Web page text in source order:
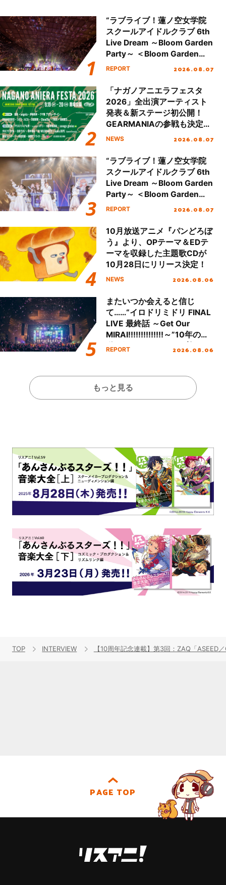
“ラブライブ！蓮ノ空女学院
スクールアイドルクラブ 6th
Live Dream ～Bloom Garden
Party～ ＜Bloom Garden
Party Stage／埼玉公演＞”
REPORT 2026.08.07
「ナガノアニエラフェスタ
2026」全出演アーティスト
発表＆新ステージ初公開！
GEARMANIAの参戦も決定
し、初となる第3ステージの
NEWS 2026.08.07
“ラブライブ！蓮ノ空女学院
スクールアイドルクラブ 6th
Live Dream ～Bloom Garden
Party～ ＜Bloom Garden
Party Stage／埼玉公演＞”
REPORT 2026.08.07
10月放送アニメ『パンどろぼ
う』より、OPテーマ＆EDテ
ーマを収録した主題歌CDが
10月28日にリリース決定！
NEWS 2026.08.06
またいつか会えると信じ
て……“イロドリミドリ FINAL
LIVE 最終話 ～Get Our
MIRAI!!!!!!!!!!!!!!～”10年の活
動を経てファイナルを迎える
REPORT 2026.08.06
もっと見る
TOP INTERVIEW 【10周年記念連載】第3回：ZAQ「
PAGE TOP